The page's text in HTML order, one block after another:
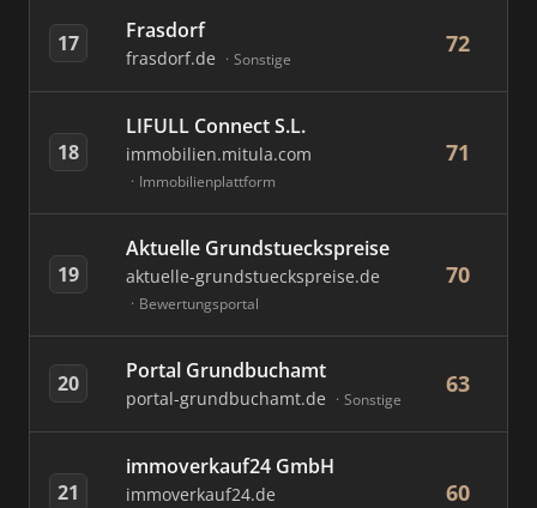
17 Frasdorf
frasdorf.de Sonstige
72
18
LIFULL Connect S.L.
immobilien.mitula.com
Immobilienplattform
71
19
Aktuelle Grundstueckspreise
aktuelle-grundstueckspreise.de
Bewertungsportal
70
20 Portal Grundbuchamt
portal-grundbuchamt.de Sonstige
63
21
immoverkauf24 GmbH
immoverkauf24.de 60